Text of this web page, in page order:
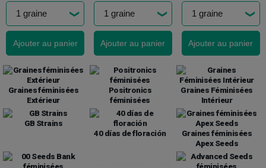
Ajouter au panier Ajouter au panier Ajouter au panier
Graines féminisées
Extérieur
Positronics
féminisées
Graines Féminisées
Intérieur
GB Strains
40 días de floración
Graines féminisées
Apex Seeds